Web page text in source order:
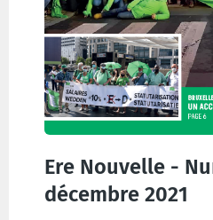
Ere Nouvelle -
décembre 2021